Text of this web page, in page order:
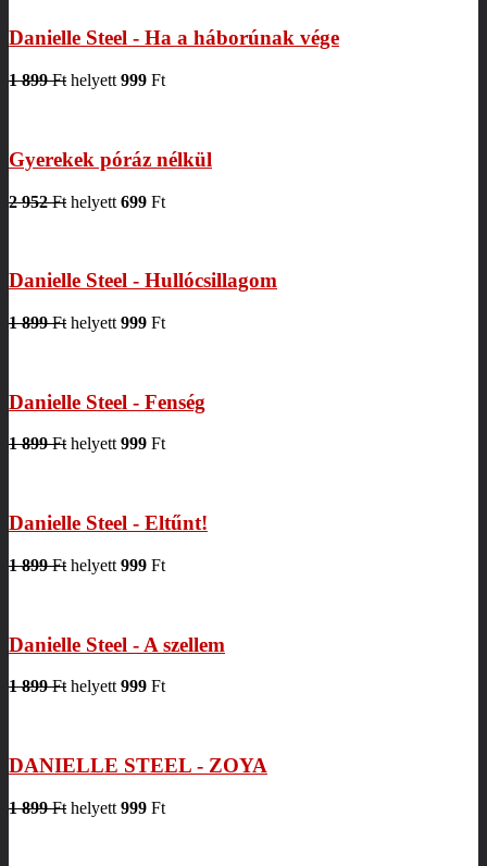
Danielle Steel - Ha a háborúnak vége
1 899 Ft helyett 999 Ft
Gyerekek póráz nélkül
2 952 Ft helyett 699 Ft
Danielle Steel - Hullócsillagom
1 899 Ft helyett 999 Ft
Danielle Steel - Fenség
1 899 Fthelyett999 Ft
Danielle Steel - Eltűnt!
1 899 Ft helyett 999 Ft
Danielle Steel - A szellem
1 899 Ft helyett 999 Ft
DANIELLE STEEL - ZOYA
1 899 Ft helyett 999 Ft